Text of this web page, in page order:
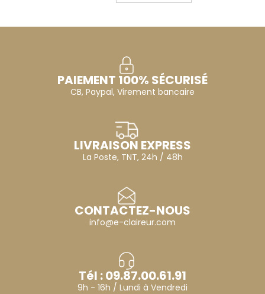
PAIEMENT 100% SÉCURISÉ
CB, Paypal, Virement bancaire
LIVRAISON EXPRESS
La Poste, TNT, 24h / 48h
CONTACTEZ-NOUS
info@e-claireur.com
Tél : 09.87.00.61.91
9h - 16h / Lundi à Vendredi